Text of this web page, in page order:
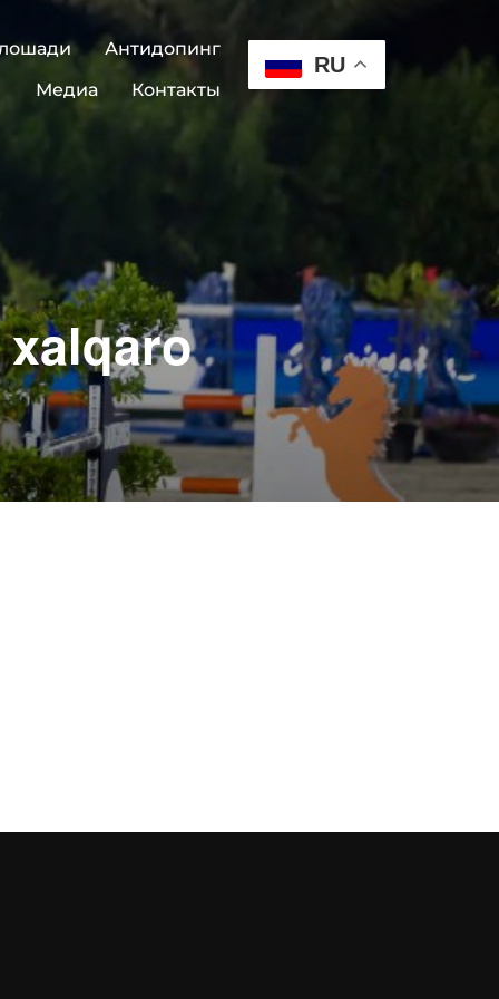
Антидопинг
Медиа
Контакты
RU
xalqaro